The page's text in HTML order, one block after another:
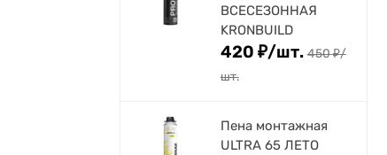
ВСЕСЕЗОННАЯ
KRONBUILD
420 ₽/шт. 450₽/
шт.
Пена монтажная
ULTRA 65 ЛЕТО